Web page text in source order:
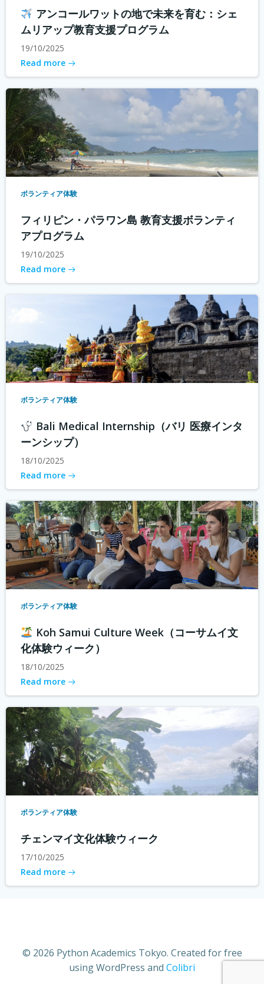
アンコールワットの地で未来を育む：シェ
ムリアップ教育支援プログラム
19/10/2025
Read more
ボランティア体験
フィリピン・パラワン島 教育支援ボランティ
アプログラム
19/10/2025
Read more
ボランティア体験
Bali Medical Internship（バリ 医療インタ
ーンシップ）
18/10/2025
Read more
ボランティア体験
Koh Samui Culture Week（コーサムイ文
化体験ウィーク）
18/10/2025
Read more
ボランティア体験
チェンマイ文化体験ウィーク
17/10/2025
Read more
© 2026 Python Academics Tokyo. Created for free
using WordPress and Colibri